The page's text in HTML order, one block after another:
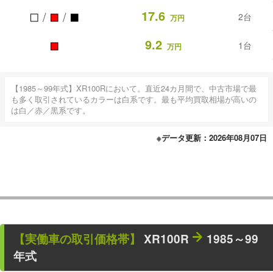
■ / ■ / ■ 17.6 万円 2台
■ 9.2 万円 1台
【1985～99年式】XR100Rにおいて。直近24カ月間で、中古市場で最
も多く取引されているカラーは白系です。最も平均買取相場が高いの
は白／赤／黒系です。
※データ更新：2026年08月07日
【実働車の取引価格帯】 XR100R
1985～99
年式